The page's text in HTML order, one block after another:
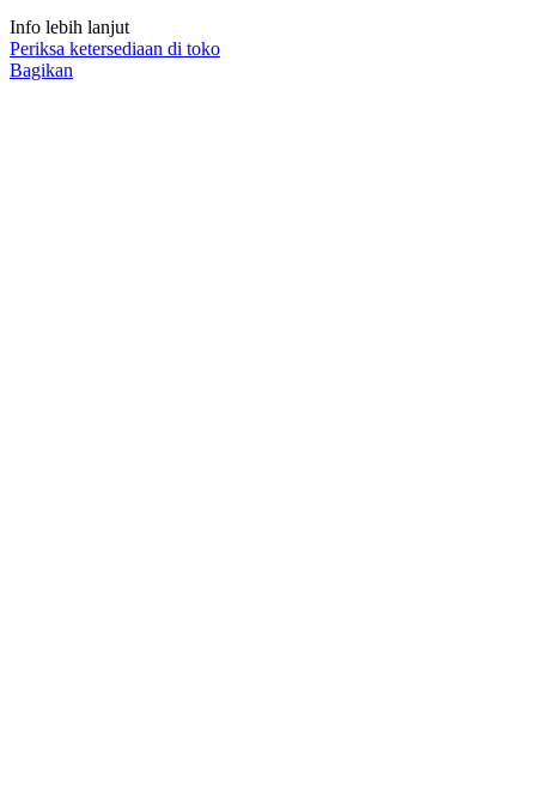
rating
rata-
rata.
Read
Info lebih lanjut
Periksa ketersediaan di toko
Bagikan